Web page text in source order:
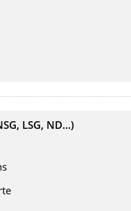
LSG, ND...)